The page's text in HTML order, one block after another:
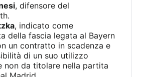
, difensore del
, indicato come
della fascia legata al Bayern
un contratto in scadenza e
di un suo utilizzo
non da titolare nella partita